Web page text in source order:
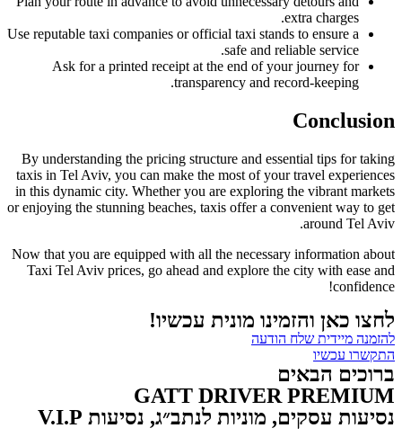
extra charges.
Use reputable taxi companies or official taxi stands to ensure a
safe and reliable service.
Ask for a printed receipt at the end of your journey for
transparency and record-keeping.
Conclusion
By understanding the pricing structure and essential tips for taking
taxis in Tel Aviv, you can make the most of your travel experiences
in this dynamic city. Whether you are exploring the vibrant markets
or enjoying the stunning beaches, taxis offer a convenient way to get
around Tel Aviv.
Now that you are equipped with all the necessary information about
Taxi Tel Aviv prices, go ahead and explore the city with ease and
confidence!
לחצו כאן והזמינו מונית עכשיו!
להזמנה מיידית שלח הודעה
התקשרו עכשיו
ברוכים הבאים
GATT DRIVER PREMIUM
נסיעות עסקים, מוניות לנתב״ג, נסיעות V.I.P